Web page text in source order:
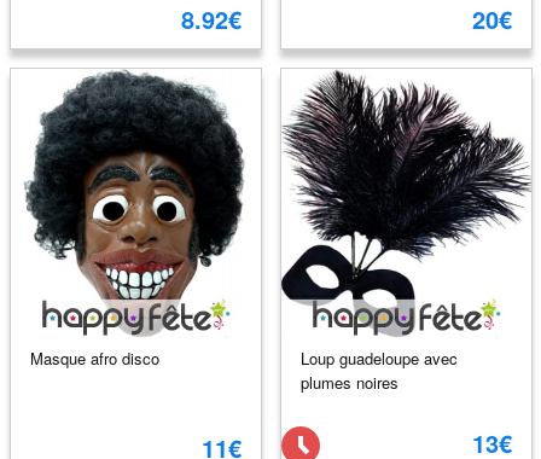
8.92€ 20€
Masque afro disco
11€
Loup guadeloupe avec
plumes noires
13€